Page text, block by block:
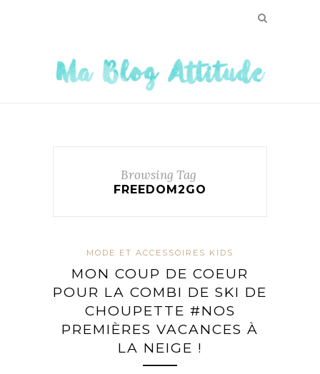
Browsing Tag
FREEDOM2GO
MODE ET ACCESSOIRES KIDS
MON COUP DE COEUR
POUR LA COMBI DE SKI DE
CHOUPETTE #NOS
PREMIÈRES VACANCES À
LA NEIGE !